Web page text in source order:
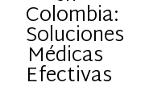
Colombia:
Soluciones
Médicas
Efectivas